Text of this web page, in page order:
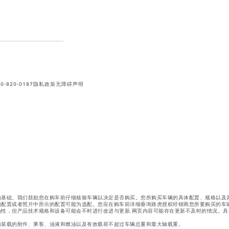
820-0187隐私政策无障碍声明
。我们鼓励您在购车前仔细核验车辆以决定是否购买。您所购买车辆的具体配置、规格以
或者照片中所示的配置可能为选配。您应在购车前详细垂询路虎授权经销商您所要购买的
但产品技术规格和设备可能会不时进行改进与更新,网页内容可能存在更新不及时的情况。
的附件、乘客、油液和燃油以及有效载荷不超过车辆总重和最大轴载重。